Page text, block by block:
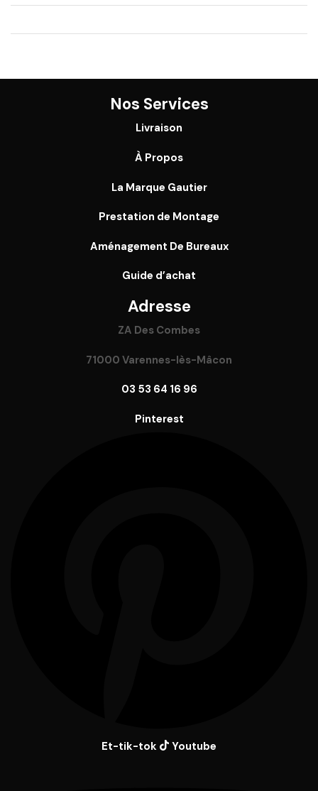
Nos Services
Livraison
À Propos
La Marque Gautier
Prestation de Montage
Aménagement De Bureaux
Guide d’achat
Adresse
ZA Des Combes
71000 Varennes-lès-Mâcon
03 53 64 16 96
Pinterest
Et-tik-tok Youtube